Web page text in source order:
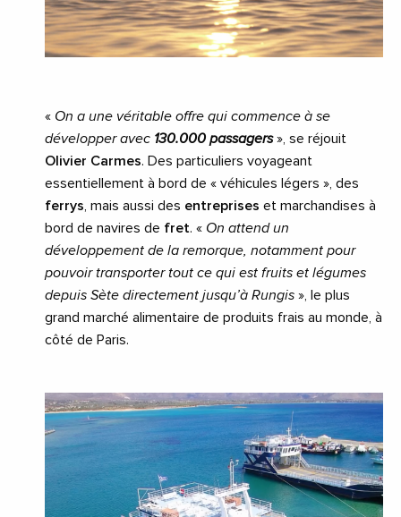
« On a une véritable offre qui commence à se
développer avec 130.000 passagers », se réjouit
Olivier Carmes. Des particuliers voyageant
essentiellement à bord de « véhicules légers », des
ferrys, mais aussi des entreprises et marchandises à
bord de navires de fret. « On attend un
développement de la remorque, notamment pour
pouvoir transporter tout ce qui est fruits et légumes
depuis Sète directement jusqu’à Rungis », le plus
grand marché alimentaire de produits frais au monde, à
côté de Paris.